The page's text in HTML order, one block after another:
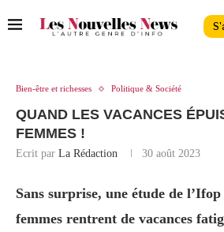
Bien-être et richesses Politique & Société
QUAND LES VACANCES
FEMMES !
Ecrit par La Rédaction 30 août 2023
Sans surprise, une étude de
femmes rentrent de vacances